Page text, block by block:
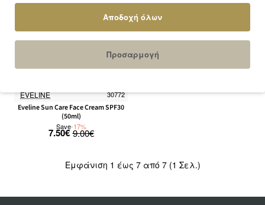
EVELINE
30772
Eveline Sun Care Face Cream SPF30
(50ml)
Save-17%
7.50€ 9.00€
Εμφάνιση 1 έως 7 από 7 (1 Σελ.)
Αποδοχή όλων
Προσαρμογή